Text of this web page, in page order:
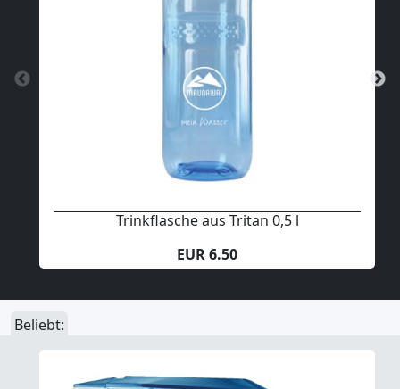
Trinkflasche aus Tritan 0,5 l
EUR 6.50
Beliebt: